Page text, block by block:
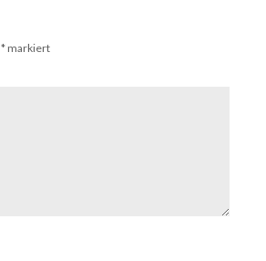
*markiert